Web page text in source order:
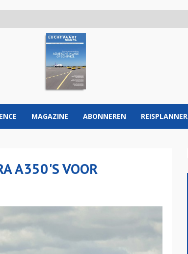
MAGAZINE ABONNEREN REISPLANNER
A350'S VOOR